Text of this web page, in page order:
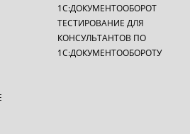
1С:ДОКУМЕНТООБОРОТ
ТЕСТИРОВАНИЕ ДЛЯ
КОНСУЛЬТАНТОВ ПО
1С:ДОКУМЕНТООБОРОТУ